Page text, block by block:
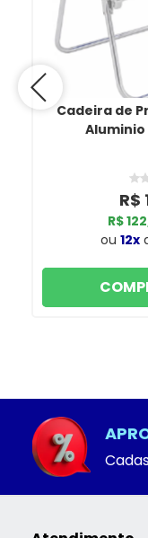
Cadeira de
Aluminio
R$
R$
ou 12x